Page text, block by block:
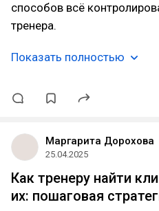
способов всё
тренера.
Показать полностью
Маргарита Дорохова
25.04.2025
Как тренеру найти
их: пошаговая